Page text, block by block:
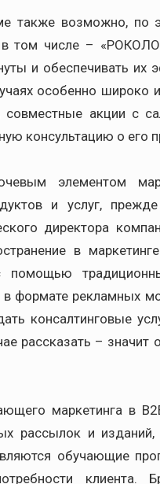
также возможно, по
том числе –
и обеспечивать
особенно широко
совместные акции с
консультацию о его
элементом
и услуг,
директора
в
помощью
в формате рекламных
консалтинговые
рассказать – значит
маркетинга в
рассылок и
обучающие
клиента.